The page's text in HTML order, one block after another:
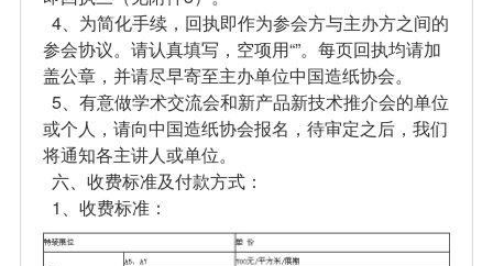
4、为简化手续，回执即作为参会方与主办方之间的
参会协议。请认真填写，空项用“”。每页回执均请加
盖公章，并请尽早寄至主办单位中国造纸协会。
5、有意做学术交流会和新产品新技术推介会的单位
或个人，请向中国造纸协会报名，待审定之后，我们
将通知各主讲人或单位。
六、收费标准及付款方式：
1、收费标准：